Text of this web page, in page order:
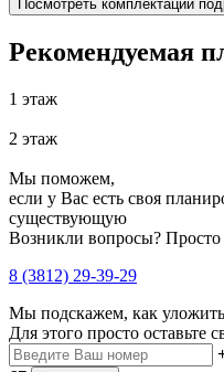
Посмотреть комплектации
Рекомендуемая
1 этаж
2 этаж
Мы поможем,
если у Вас есть своя
существующую
Возникли вопросы? Просто
8 (3812) 29-39-29
Мы подскажем, как
Для этого просто оставьте